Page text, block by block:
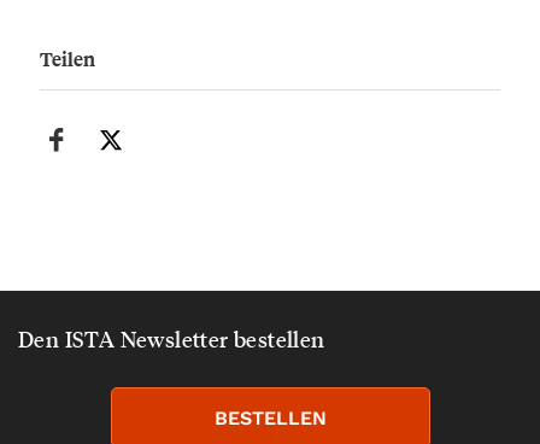
Teilen
Den ISTA Newsletter bestellen
BESTELLEN